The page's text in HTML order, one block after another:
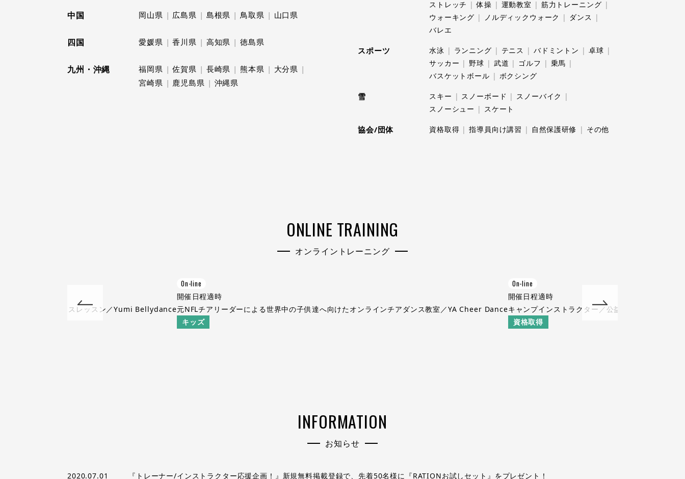
中国 岡山県 広島県 島根県 鳥取県 山口県
四国 愛媛県 香川県 高知県 徳島県
九州・沖縄 福岡県 佐賀県 長崎県 熊本県
大分県
宮崎県
鹿児島県 沖縄県
ストレッチ
体操 運動教室
筋力トレーニング
ウォーキング
ノルディックウォーク
ダンス
バレエ
スポーツ 水泳 ランニング テニス バドミントン
卓球
サッカー
野球 武道 ゴルフ
乗馬
バスケットボール
ボクシング
雪 スキー スノーボード
スノーバイク
スノーシュー
スケート
協会/団体 資格取得 指導員向け講習 自然保護研修 その他
ONLINE TRAINING
オンライントレーニング
･尼崎のベリーダンスレッスン／Yumi Bellydance
On-line
開催日程適時
元NFLチアリーダーによる世界中の子供達へ向けたオンラインチアダンス教室／YA Cheer Dance
キッズ
On-line
開催日程適時
キャンプインストラクター／公益社団法人日本キャ
資格取得
INFORMATION
お知らせ
2020.07.01 『トレーナー/インストラクター応援企画！』新規無料掲載登録で、先着50名様に『RATIONお試しセット』をプレゼント！